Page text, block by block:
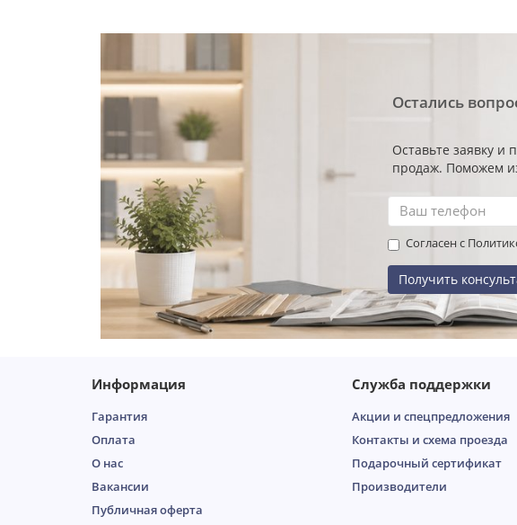
Остались
Оставьте заявку и
продаж. Поможем
Согласен с
Получить
Информация
Гарантия
Оплата
О нас
Вакансии
Публичная оферта
Служба поддержки
Акции и спецпредложения
Контакты и схема проезда
Подарочный сертификат
Производители